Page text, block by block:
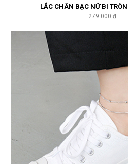
LẮC CHÂN BẠC NỮ BI
279.000 ₫